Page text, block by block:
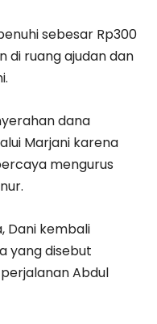
sebesar Rp300
di ruang ajudan dan
dana
Marjani karena
mengurus
Dani kembali
yang disebut
Abdul